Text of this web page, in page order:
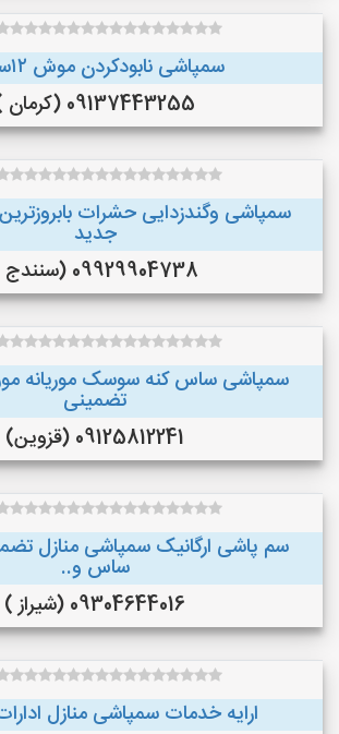
سمپاشی نابودکردن موش ۱۲ساعته
09137443255 (کرمان )
سمپاشی وگندزدایی حشرات
جدید
09929904738 (سنندج )
تضمینی
09125812241 (قزوین)
سم پاشی ارگانیک سمپاشی منازل
ساس و..
09304644016 (شیراز )
ارایه خدمات سمپاشی منازل